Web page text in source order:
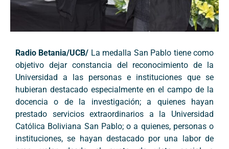
Radio Betania/UCB/ La medalla San Pablo tiene como
objetivo dejar constancia del reconocimiento de la
Universidad a las personas e instituciones que se
hubieran destacado especialmente en el campo de la
docencia o de la investigación; a quienes hayan
prestado servicios extraordinarios a la Universidad
Católica Boliviana San Pablo; o a quienes, personas o
instituciones, se hayan destacado por una labor de